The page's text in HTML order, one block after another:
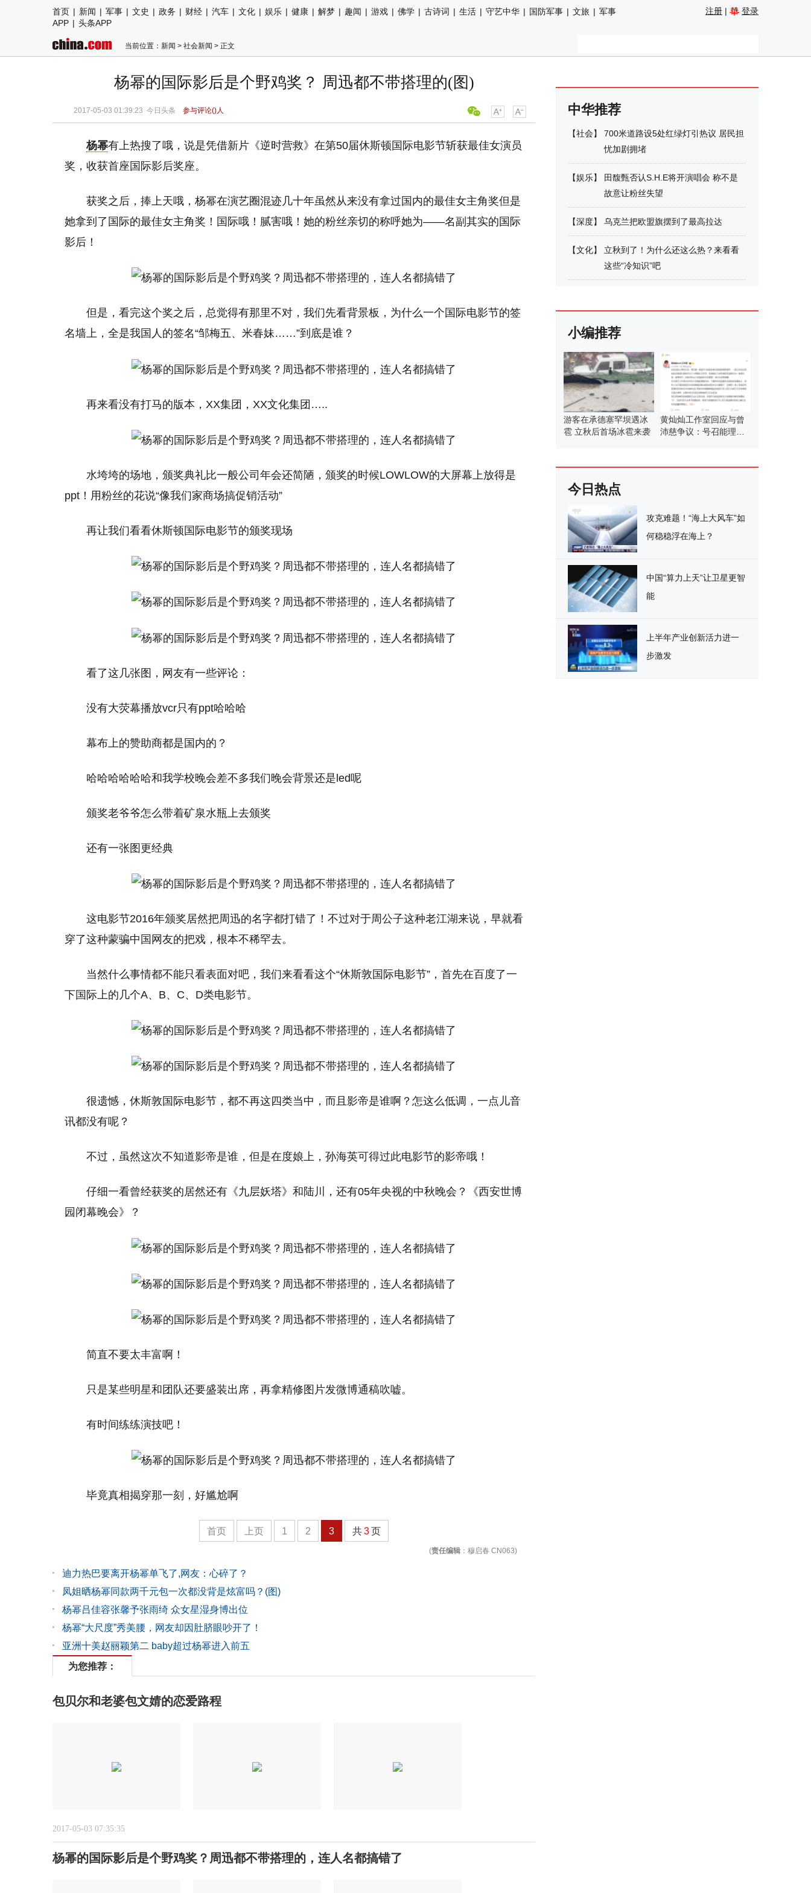
首页 | 新闻 | 军事 | 文史 | 政务 | 财经 | 汽车 | 文化 | 娱乐 | 健康 | 解梦 | 趣闻 | 游戏 | 佛学 | 古诗词 | 生活 | 守艺中华 | 国防军事 | 文旅 | 军事
APP | 头条APP
注册 | 登录
当前位置： 新闻 > 社会新闻 > 正文
杨幂的国际影后是个野鸡奖？ 周迅都不带搭理的(图)
2017-05-03 01:39:23 今日头条 参与评论()人
杨幂有上热搜了哦，说是凭借新片《逆时营救》在第50届休斯顿国际电影节斩获最佳女演员
奖，收获首座国际影后奖座。
获奖之后，捧上天哦，杨幂在演艺圈混迹几十年虽然从来没有拿过国内的最佳女主角奖但是
她拿到了国际的最佳女主角奖！国际哦！腻害哦！她的粉丝亲切的称呼她为——名副其实的国际
影后！
但是，看完这个奖之后，总觉得有那里不对，我们先看背景板，为什么一个国际电影节的签
名墙上，全是我国人的签名“邹梅五、米春妹……”到底是谁？
再来看没有打马的版本，XX集团，XX文化集团…..
水垮垮的场地，颁奖典礼比一般公司年会还简陋，颁奖的时候LOWLOW的大屏幕上放得是
ppt！用粉丝的花说“像我们家商场搞促销活动”
再让我们看看休斯顿国际电影节的颁奖现场
看了这几张图，网友有一些评论：
没有大荧幕播放vcr只有ppt哈哈哈
幕布上的赞助商都是国内的？
哈哈哈哈哈哈和我学校晚会差不多我们晚会背景还是led呢
颁奖老爷爷怎么带着矿泉水瓶上去颁奖
还有一张图更经典
这电影节2016年颁奖居然把周迅的名字都打错了！不过对于周公子这种老江湖来说，早就看
穿了这种蒙骗中国网友的把戏，根本不稀罕去。
当然什么事情都不能只看表面对吧，我们来看看这个“休斯敦国际电影节”，首先在百度了一
下国际上的几个A、B、C、D类电影节。
很遗憾，休斯敦国际电影节，都不再这四类当中，而且影帝是谁啊？怎这么低调，一点儿音
讯都没有呢？
不过，虽然这次不知道影帝是谁，但是在度娘上，孙海英可得过此电影节的影帝哦！
仔细一看曾经获奖的居然还有《九层妖塔》和陆川，还有05年央视的中秋晚会？《西安世博
园闭幕晚会》？
简直不要太丰富啊！
只是某些明星和团队还要盛装出席，再拿精修图片发微博通稿吹嘘。
有时间练练演技吧！
毕竟真相揭穿那一刻，好尴尬啊
首页 上页 1 2 3 共3页
(责任编辑 ：穆启春 CN063)
迪力热巴要离开杨幂单飞了,网友：心碎了？
凤姐晒杨幂同款两千元包一次都没背是炫富吗？(图)
杨幂吕佳容张馨予张雨绮 众女星湿身博出位
杨幂“大尺度”秀美腰，网友却因肚脐眼吵开了！
亚洲十美赵丽颖第二 baby超过杨幂进入前五
为您推荐：
包贝尔和老婆包文婧的恋爱路程
2017-05-03 07:35:35
杨幂的国际影后是个野鸡奖？周迅都不带搭理的，连人名都搞错了
中华推荐
【社会】
700米道路设5处红绿灯引热议 居民担
忧加剧拥堵
【娱乐】
田馥甄否认S.H.E将开演唱会 称不是
故意让粉丝失望
【深度】 乌克兰把欧盟旗摆到了最高拉达
【文化】
立秋到了！为什么还这么热？来看看
这些“冷知识”吧
小编推荐
游客在承德塞罕坝遇冰
雹 立秋后首场冰雹来袭
黄灿灿工作室回应与曾
沛慈争议：号召能理智
今日热点
攻克难题！“海上大风车”如
何稳稳浮在海上？
中国“算力上天”让卫星更智
能
上半年产业创新活力进一
步激发